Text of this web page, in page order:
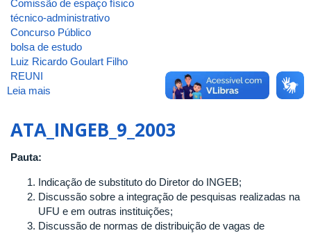
Comissão de espaço físico
técnico-administrativo
Concurso Público
bolsa de estudo
Luiz Ricardo Goulart Filho
REUNI
Leia mais
ATA_INGEB_9_2003
Pauta:
Indicação de substituto do Diretor do INGEB;
Discussão sobre a integração de pesquisas realizadas na
UFU e em outras instituições;
Discussão de normas de distribuição de vagas de